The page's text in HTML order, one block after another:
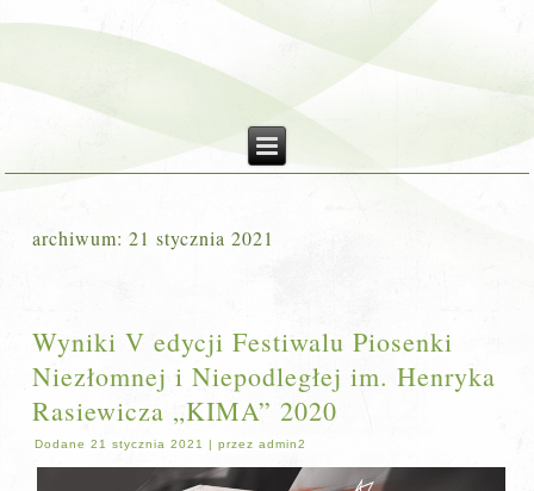
archiwum:21 stycznia 2021
Wyniki V edycji Festiwalu Piosenki
Niezłomnej i Niepodległej im. Henryka
Rasiewicza „KIMA” 2020
Dodane 21 stycznia 2021 |przez admin2